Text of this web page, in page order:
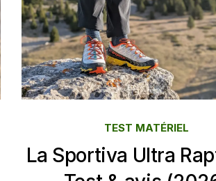
La Sportiva Ultra
TEST MATÉRIEL